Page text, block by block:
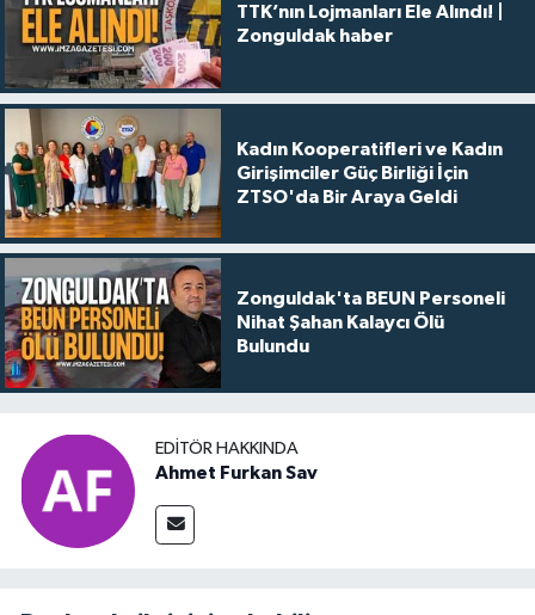
TTK’nın Lojmanları Ele Alındı! |
Zonguldak haber
Kadın Kooperatifleri ve Kadın
Girişimciler Güç Birliği İçin
ZTSO'da Bir Araya Geldi
Zonguldak'ta BEUN Personeli
Nihat Şahan Kalaycı Ölü
Bulundu
EDITÖR HAKKINDA
Ahmet Furkan Sav